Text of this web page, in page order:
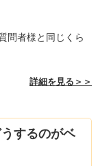
問者様と同じくら
詳細を見る＞＞
するのがベ